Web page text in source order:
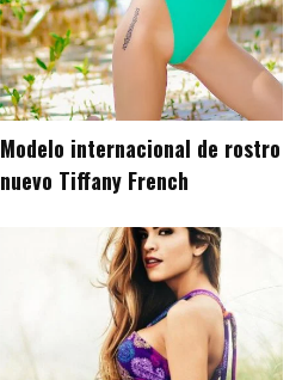
Modelo internacional de rostro
nuevo Tiffany French